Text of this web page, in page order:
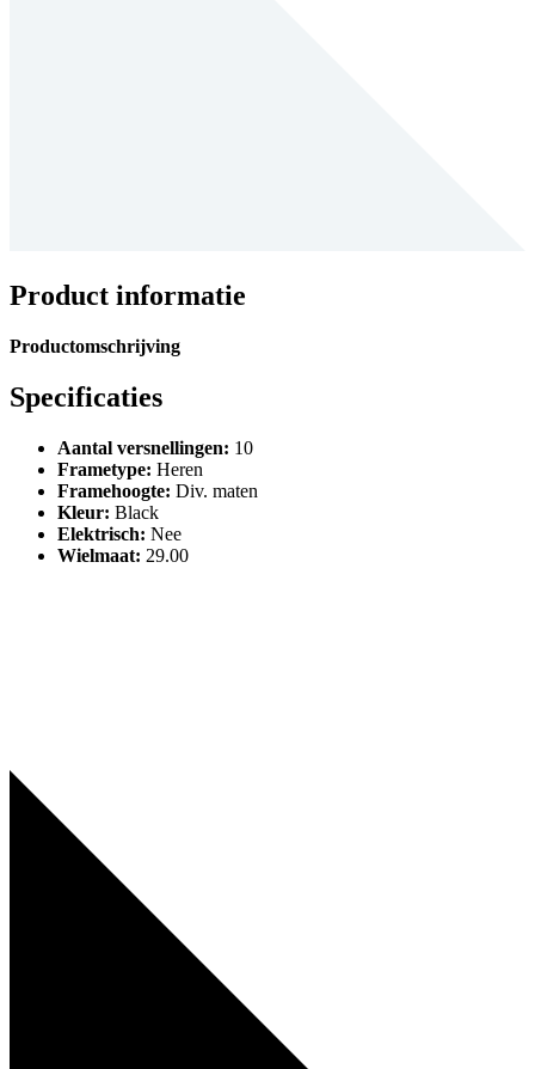
Product informatie
Productomschrijving
Specificaties
Aantal versnellingen: 10
Frametype: Heren
Framehoogte: Div. maten
Kleur: Black
Elektrisch: Nee
Wielmaat: 29.00